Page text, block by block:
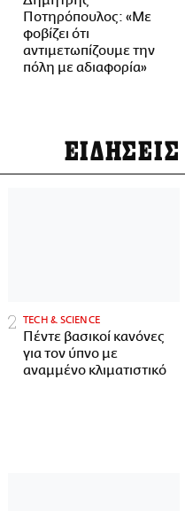
Ποτηρόπουλος: «Με
φοβίζει ότι
αντιμετωπίζουμε την
πόλη με αδιαφορία»
ΕΙΔΗΣΕΙΣ
ΤECH & SCIENCE
Πέντε βασικοί κανόνες
για τον ύπνο με
αναμμένο κλιματιστικό